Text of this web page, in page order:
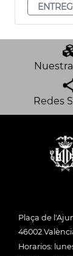
Redes
Plaça de
46002
Horarios: